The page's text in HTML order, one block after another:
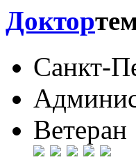
Доктор
Санкт-
Ветеран